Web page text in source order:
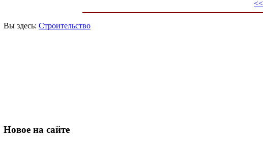
Вы здесь: Строительство
Новое на сайте